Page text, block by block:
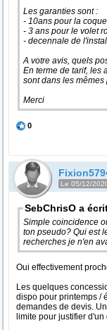
Les garanties sont :
- 10ans pour la coque
- 3 ans pour le volet
- decennale de
A votre avis, quels
En terme de tarif, les
sont dans les
Merci
0
Le 05/12/
SebChrisO a
Simple coincidence
ton pseudo? Qui est
recherches je n'en
Oui effectivement
Les quelques
dispo pour printemps /
demandes de devis.
limite pour justifier d'un